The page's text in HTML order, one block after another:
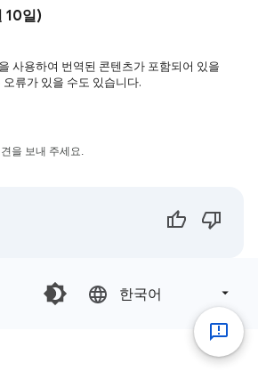
10일)
사용하여 번역된 콘텐츠가 포함되어 있을
류가 있을 수도 있습니다.
을 보내 주세요.
한국어‎